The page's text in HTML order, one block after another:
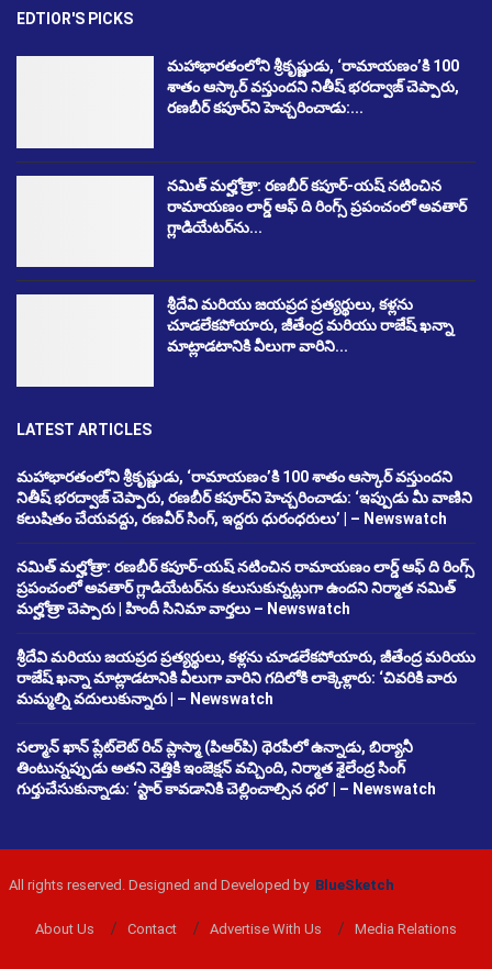
EDTIOR'S PICKS
మహాభారతంలోని శ్రీకృష్ణుడు, ‘రామాయణం’కి 100
శాతం ఆస్కార్ వస్తుందని నితీష్ భరద్వాజ్ చెప్పారు,
రణబీర్ కపూర్‌ని హెచ్చరించాడు:...
నమిత్ మల్హోత్రా: రణబీర్ కపూర్-యష్ నటించిన
రామాయణం లార్డ్ ఆఫ్ ది రింగ్స్ ప్రపంచంలో అవతార్
గ్లాడియేటర్‌ను...
శ్రీదేవి మరియు జయప్రద ప్రత్యర్థులు, కళ్లను
చూడలేకపోయారు, జీతేంద్ర మరియు రాజేష్ ఖన్నా
మాట్లాడటానికి వీలుగా వారిని...
LATEST ARTICLES
మహాభారతంలోని శ్రీకృష్ణుడు, ‘రామాయణం’కి 100 శాతం ఆస్కార్ వస్తుందని
నితీష్ భరద్వాజ్ చెప్పారు, రణబీర్ కపూర్‌ని హెచ్చరించాడు: ‘ఇప్పుడు మీ వాణిని
కలుషితం చేయవద్దు, రణవీర్ సింగ్, ఇద్దరు ధురంధరులు’ | – Newswatch
నమిత్ మల్హోత్రా: రణబీర్ కపూర్-యష్ నటించిన రామాయణం లార్డ్ ఆఫ్ ది రింగ్స్
ప్రపంచంలో అవతార్ గ్లాడియేటర్‌ను కలుసుకున్నట్లుగా ఉందని నిర్మాత నమిత్
మల్హోత్రా చెప్పారు | హిందీ సినిమా వార్తలు – Newswatch
శ్రీదేవి మరియు జయప్రద ప్రత్యర్థులు, కళ్లను చూడలేకపోయారు, జీతేంద్ర మరియు
రాజేష్ ఖన్నా మాట్లాడటానికి వీలుగా వారిని గదిలోకి లాక్కెళ్లారు: ‘చివరికి వారు
మమ్మల్ని వదులుకున్నారు | – Newswatch
సల్మాన్ ఖాన్ ప్లేట్‌లెట్ రిచ్ ప్లాస్మా (పిఆర్‌పి) థెరపీలో ఉన్నాడు, బిర్యానీ
తింటున్నప్పుడు అతని నెత్తికి ఇంజెక్షన్ వచ్చింది, నిర్మాత శైలేంద్ర సింగ్
గుర్తుచేసుకున్నాడు: ‘స్టార్ కావడానికి చెల్లించాల్సిన ధర’ | – Newswatch
All rights reserved. Designed and Developed by BlueSketch
About Us Contact Advertise With Us Media Relations